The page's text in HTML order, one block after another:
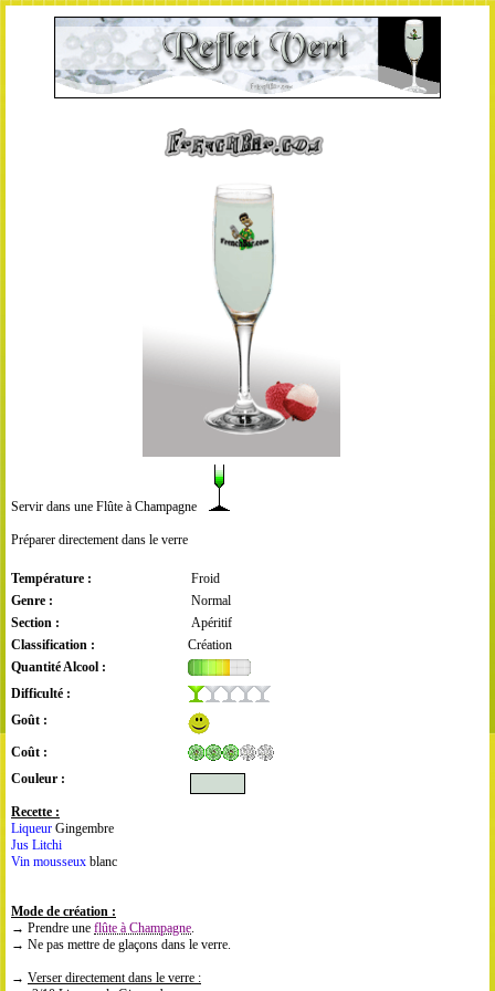
Servir dans une Flûte à Champagne
Préparer directement dans le verre
Température :
Froid
Genre :
Normal
Section :
Apéritif
Classification :
Création
Quantité Alcool :
Difficulté :
Goût :
Coût :
Couleur :
Recette :
Liqueur Gingembre
Jus Litchi
Vin mousseux blanc
Mode de création :
→ Prendre une flûte à Champagne.
→ Ne pas mettre de glaçons dans le verre.
→ Verser directement dans le verre :